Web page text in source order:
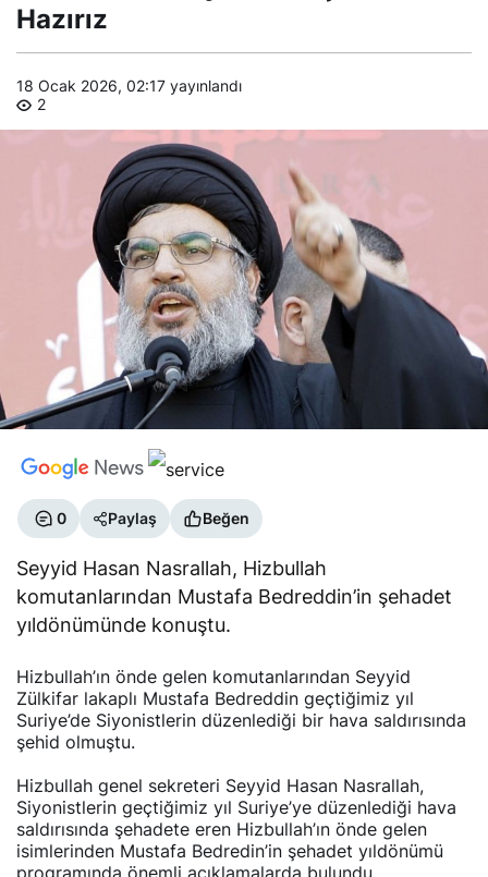
Hazırız
18 Ocak 2026, 02:17 yayınlandı
2
0 Paylaş Beğen
Seyyid Hasan Nasrallah, Hizbullah
komutanlarından Mustafa Bedreddin’in şehadet
yıldönümünde konuştu.
Hizbullah’ın önde gelen komutanlarından Seyyid
Zülkifar lakaplı Mustafa Bedreddin geçtiğimiz yıl
Suriye’de Siyonistlerin düzenlediği bir hava saldırısında
şehid olmuştu.
Hizbullah genel sekreteri Seyyid Hasan Nasrallah,
Siyonistlerin geçtiğimiz yıl Suriye’ye düzenlediği hava
saldırısında şehadete eren Hizbullah’ın önde gelen
isimlerinden Mustafa Bedredin’in şehadet yıldönümü
programında önemli açıklamalarda bulundu.